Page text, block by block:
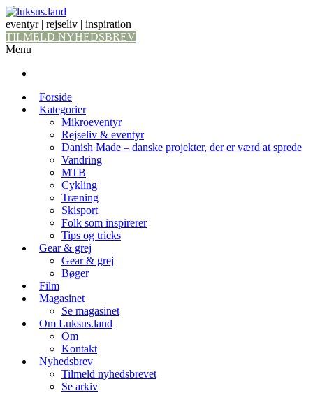
eventyr | rejseliv | inspiration
TILMELD NYHEDSBREV
Menu
Forside
Kategorier
Mikroeventyr
Rejseliv & eventyr
Danish Made – danske projekter, der er værd at sprede
Vandring
MTB
Cykling
Træning
Skisport
Folk som inspirerer
Tips og tricks
Gear & grej
Gear & grej
Bøger
Film
Magasinet
Se magasinet
Om Luksus.land
Om
Kontakt
Nyhedsbrev
Tilmeld nyhedsbrevet
Se arkiv